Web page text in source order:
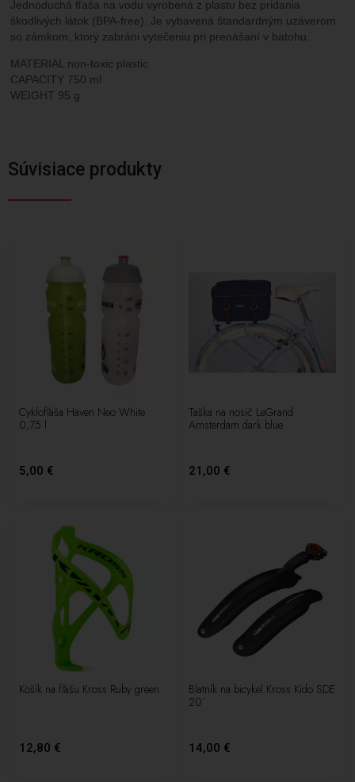
Jednoduchá fľaša na vodu vyrobená z plastu bez pridania
škodlivých látok (BPA-free). Je vybavená štandardným uzáverom
so zámkom, ktorý zabráni vytečeniu pri prenášaní v batohu.
MATERIAL non-toxic plastic
CAPACITY 750 ml
WEIGHT 95 g
Súvisiace produkty
Cyklofľaša Haven Neo White
0,75 l
5,00 €
Taška na nosič LeGrand
Amsterdam dark blue
21,00 €
Košík na fľašu Kross Ruby green
12,80 €
Blatník na bicykel Kross Kido SDE
20´
14,00 €